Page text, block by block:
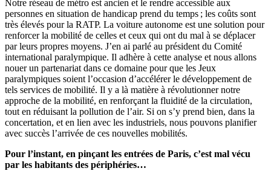
Notre réseau de métro est ancien et le rendre accessible aux
personnes en situation de handicap prend du temps ; les coûts sont
très élevés pour la RATP. La voiture autonome est une solution pour
renforcer la mobilité de celles et ceux qui ont du mal à se déplacer
par leurs propres moyens. J’en ai parlé au président du Comité
international paralympique. Il adhère à cette analyse et nous allons
nouer un partenariat dans ce domaine pour que les Jeux
paralympiques soient l’occasion d’accélérer le développement de
tels services de mobilité. Il y a là matière à révolutionner notre
approche de la mobilité, en renforçant la fluidité de la circulation,
tout en réduisant la pollution de l’air. Si on s’y prend bien, dans la
concertation, et en lien avec les industriels, nous pouvons planifier
avec succès l’arrivée de ces nouvelles mobilités.
Pour l’instant, en pinçant les entrées de Paris, c’est mal vécu
par les habitants des périphéries…